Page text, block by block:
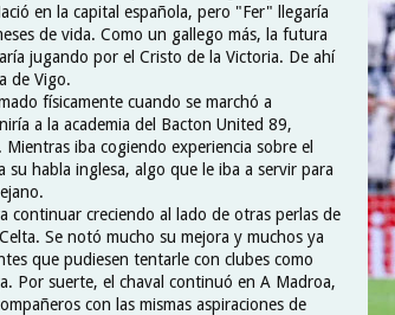
en la capital española, pero "Fer" llegaría
de vida. Como un gallego más, la futura
jugando por el Cristo de la Victoria. De ahí
de Vigo.
físicamente cuando se marchó a
a la academia del Bacton United 89,
iba cogiendo experiencia sobre el
su habla inglesa, algo que le iba a servir para
continuar creciendo al lado de otras perlas de
Se notó mucho su mejora y muchos ya
que pudiesen tentarle con clubes como
Por suerte, el chaval continuó en A Madroa,
con las mismas aspiraciones de